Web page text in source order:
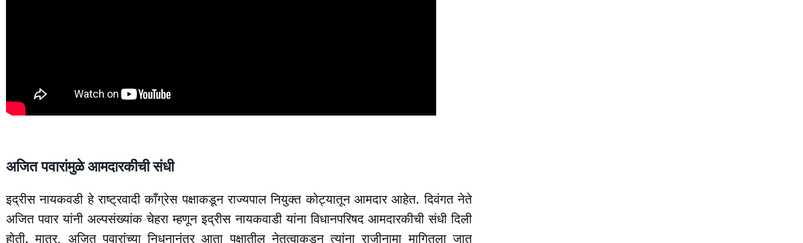
अजित पवारांमुळे आमदारकीची संधी
इद्रीस नायकवडी हे राष्ट्रवादी काँग्रेस पक्षाकडून राज्यपाल नियुक्त कोट्यातून आमदार आहेत. दिवंगत नेते
अजित पवार यांनी अल्पसंख्यांक चेहरा म्हणून इद्रीस नायकवाडी यांना विधानपरिषद आमदारकीची संधी दिली
होती. मात्र, अजित पवारांच्या निधनानंतर आता पक्षातील नेतृत्वाकडून त्यांना राजीनामा मागितला जात